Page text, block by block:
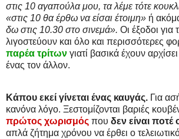
στις 10 αγαπούλα μου, τα λέμε τότε
«στις 10 θα έρθω να είσαι έτοιμη» ή
δω στις 10.30 στο σινεμά». Οι έξοδοι για
λιγοστεύουν και όλο και περισσότερες
παρέα τρίτων γιατί βασικά έχουν
ένας τον άλλον.
Κάπου εκεί γίνεται ένας καυγάς. Για
κανόνα λόγο. Ξεστομίζονται βαριές
πρώτος χωρισμός που δεν είναι ποτέ
απλά ζήτημα χρόνου να έρθει ο